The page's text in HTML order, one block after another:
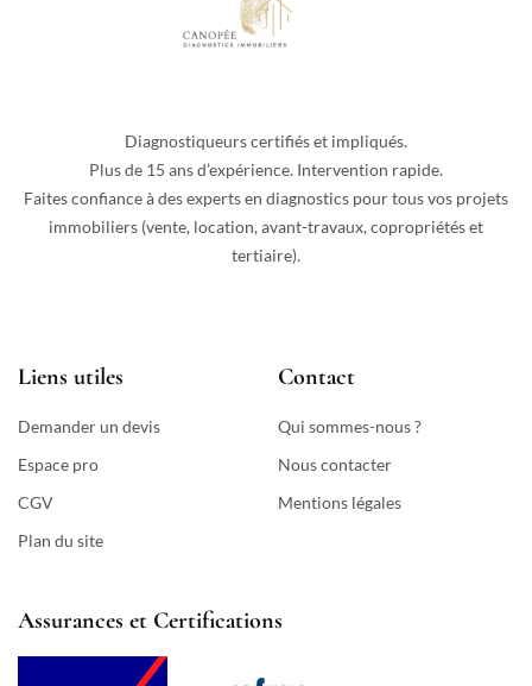
Diagnostiqueurs certifiés et impliqués.
Plus de 15 ans d’expérience. Intervention rapide.
Faites confiance à des experts en diagnostics pour tous vos projets
immobiliers (vente, location, avant-travaux, copropriétés et
tertiaire).
Liens utiles
Demander un devis
Espace pro
CGV
Plan du site
Contact
Qui sommes-nous ?
Nous contacter
Mentions légales
Assurances et Certifications